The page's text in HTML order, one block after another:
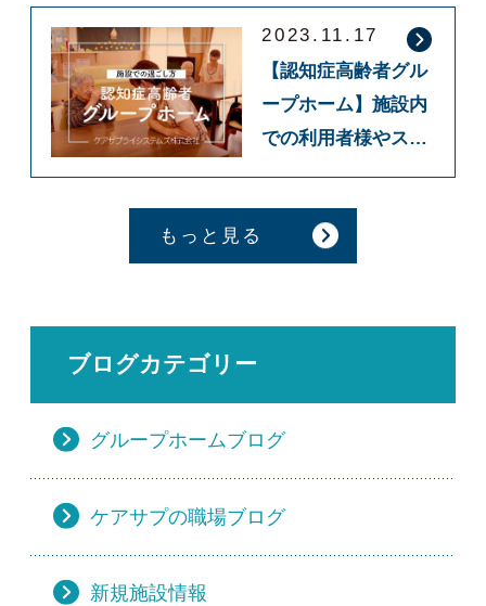
公開しました！
2023.11.17
【認知症高齢者グル
ープホーム】施設内
での利用者様やスタ
ッフのご紹介動画を
公開しました！
もっと見る
ブログカテゴリー
グループホームブログ
ケアサプの職場ブログ
新規施設情報